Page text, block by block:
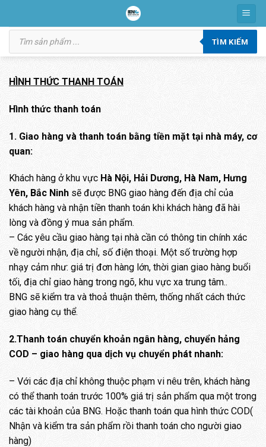
content
Tìm
kiếm
phẩm
TÌM KIẾM
HÌNH THỨC THANH TOÁN
Hình thức thanh toán
1. Giao hàng và thanh toán bằng tiền mặt tại nhà máy, cơ
quan:
Khách hàng ở khu vực Hà Nội, Hải Dương, Hà Nam, Hưng
Yên, Bắc Ninh sẽ được BNG giao hàng đến địa chỉ của
khách hàng và nhận tiền thanh toán khi khách hàng đã hài
lòng và đồng ý mua sản phẩm.
– Các yêu cầu giao hàng tại nhà cần có thông tin chính xác
về người nhận, địa chỉ, số điện thoại. Một số trường hợp
nhạy cảm như: giá trị đơn hàng lớn, thời gian giao hàng buổi
tối, địa chỉ giao hàng trong ngõ, khu vực xa trung tâm..
BNG sẽ kiểm tra và thoả thuận thêm, thống nhất cách thức
giao hàng cụ thể.
2.Thanh toán chuyển khoản ngân hàng, chuyển hảng
COD – giao hàng qua dịch vụ chuyển phát nhanh:
– Với các địa chỉ không thuộc phạm vi nêu trên, khách hàng
có thể thanh toán trước 100% giá trị sản phẩm qua một trong
các tài khoản của BNG. Hoặc thanh toán qua hình thức COD(
Nhận và kiểm tra sản phẩm rồi thanh toán cho người giao
hàng)